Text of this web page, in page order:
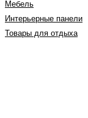
Мебель
Интерьерные панели
Товары для отдыха